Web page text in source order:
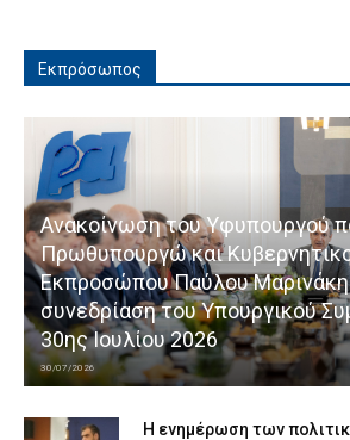
Εκπρόσωπος
Ανακοίνωση του Υφυπουργού
Πρωθυπουργώ και
Εκπροσώπου Παύλου Μαρινάκη
συνεδρίαση του Υπουργικού
30ης Ιουλίου 2026
30/07/2026
Η ενημέρωση των